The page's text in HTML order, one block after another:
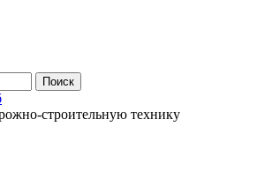
строительную технику